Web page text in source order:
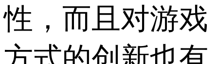
性，而且对游戏